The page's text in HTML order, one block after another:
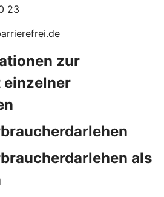
23
zur
einzelner
als